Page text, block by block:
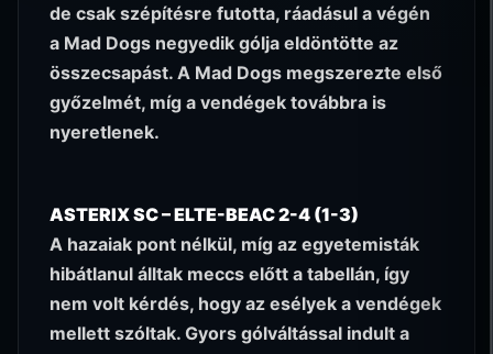
de csak szépítésre futotta, ráadásul a végén
a Mad Dogs negyedik gólja eldöntötte az
összecsapást. A Mad Dogs megszerezte első
győzelmét, míg a vendégek továbbra is
nyeretlenek.
ASTERIX SC – ELTE-BEAC 2-4 (1-3)
A hazaiak pont nélkül, míg az egyetemisták
hibátlanul álltak meccs előtt a tabellán, így
nem volt kérdés, hogy az esélyek a vendégek
mellett szóltak. Gyors gólváltással indult a